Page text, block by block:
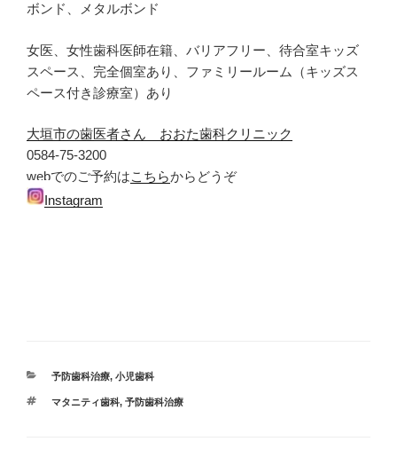
ボンド、メタルボンド
女医、女性歯科医師在籍、バリアフリー、待合室キッズ
スペース、完全個室あり、ファミリールーム（キッズス
ペース付き診療室）あり
大垣市の歯医者さん おおた歯科クリニック
0584-75-3200
webでのご予約はこちらからどうぞ
Instagram
カ
ゴ
予防歯科治療, 小児歯科
タ
マタニティ歯科, 予防歯科治療